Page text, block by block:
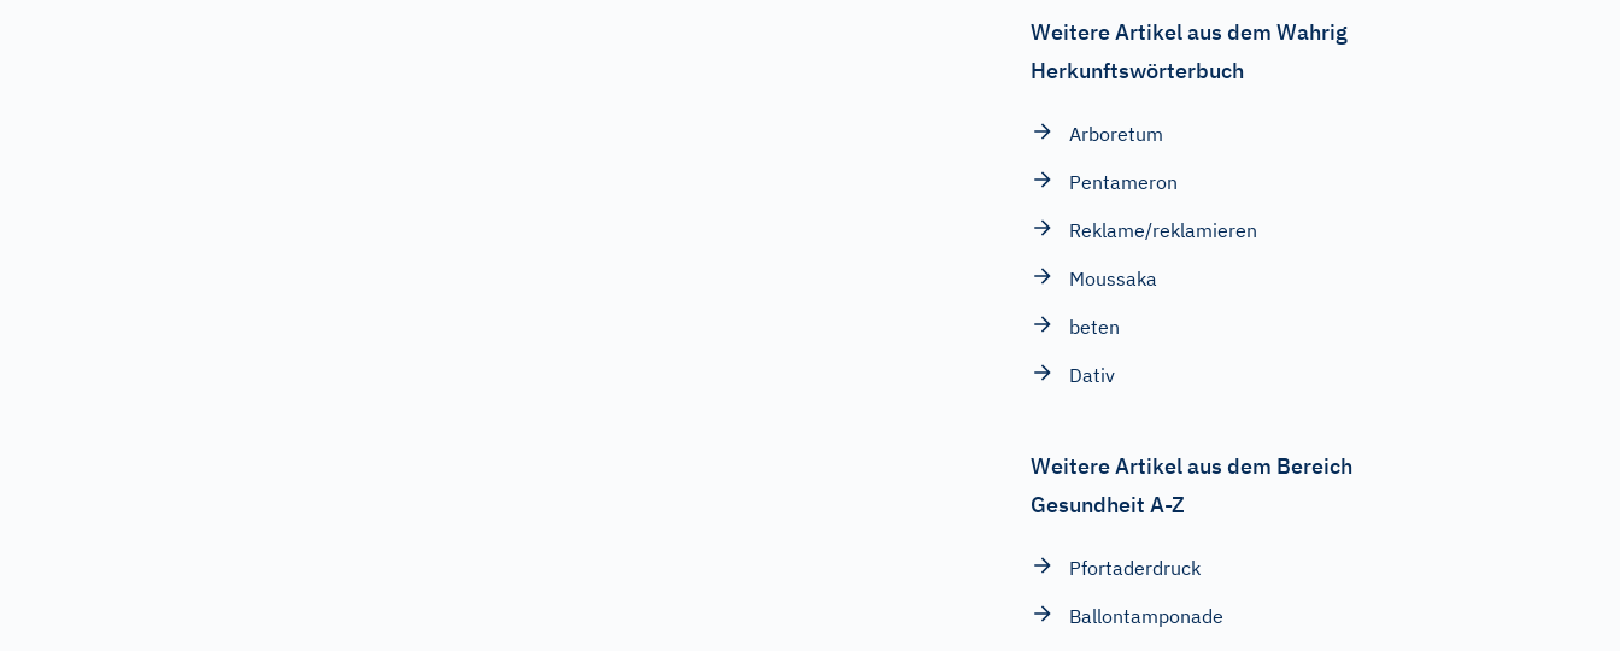
Weitere Artikel aus dem Wahrig
Herkunftswörterbuch
Arboretum
Pentameron
Reklame/reklamieren
Moussaka
beten
Dativ
Weitere Artikel aus dem Bereich
Gesundheit A-Z
Pfortaderdruck
Ballontamponade